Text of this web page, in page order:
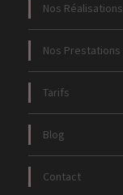
Nos Réalisations
Nos Prestations
Tarifs
Blog
Contact